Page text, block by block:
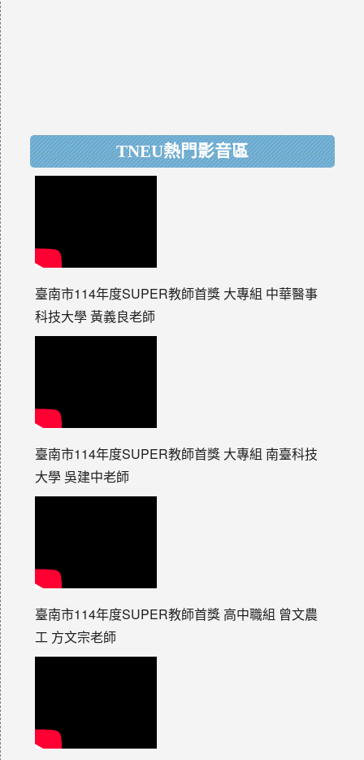
TNEU熱門影音區
臺南市114年度SUPER教師首獎 大專組 中華醫事
科技大學 黃義良老師
臺南市114年度SUPER教師首獎 大專組 南臺科技
大學 吳建中老師
臺南市114年度SUPER教師首獎 高中職組 曾文農
工 方文宗老師